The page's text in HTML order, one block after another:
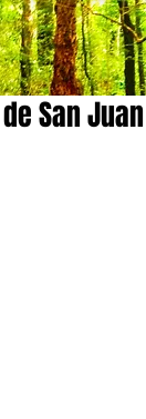
San Juan